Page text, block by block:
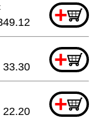
+
+
33.30
+
22.20